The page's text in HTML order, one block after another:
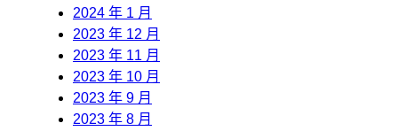
2024 年 1 月
2023 年 12 月
2023 年 11 月
2023 年 10 月
2023 年 9 月
2023 年 8 月